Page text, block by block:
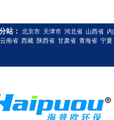
站： 北京市 天津市 河北省 山西省
云南省 西藏 陕西省 甘肃省 青海省 宁夏